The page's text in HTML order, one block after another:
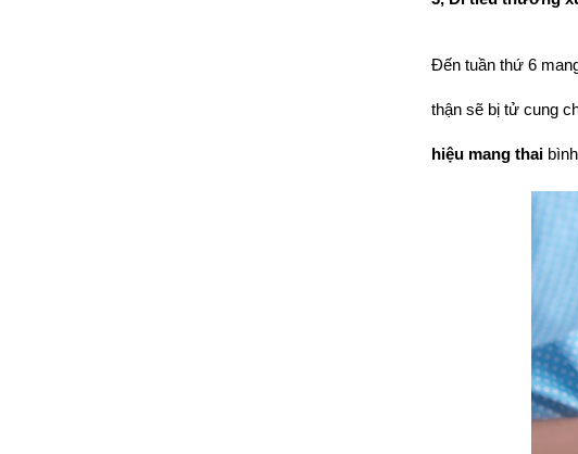
Đến tuần thứ 6
thận sẽ bị tử cung
hiệu mang thai